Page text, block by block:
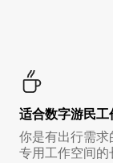
适合数字游民工
你是有出行需
专用工作空间的